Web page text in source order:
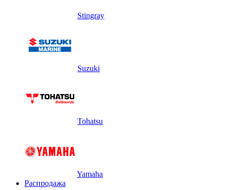
Stingray
Suzuki
Tohatsu
Yamaha
Распродажа